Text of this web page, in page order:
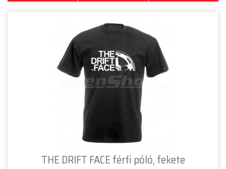
THE DRIFT FACE férfi póló, fekete